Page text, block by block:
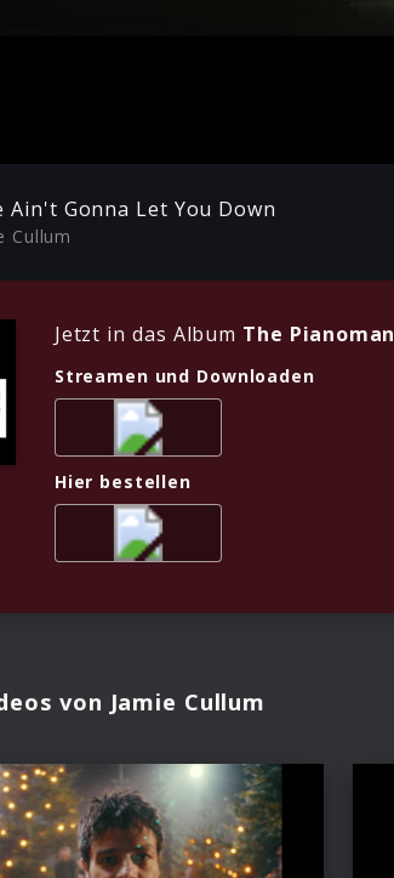
Ain't Gonna Let You Down
Cullum
Jetzt in das Album The
Streamen und Downloaden
Hier bestellen
von Jamie Cullum